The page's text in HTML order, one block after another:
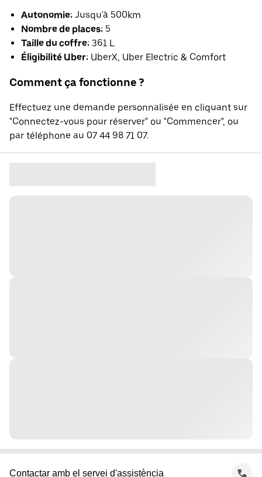
Autonomie: Jusqu'à 500km
Nombre de places: 5
Taille du coffre: 361 L
Éligibilité Uber: UberX, Uber Electric & Comfort
Comment ça fonctionne ?
Effectuez une demande personnalisée en cliquant sur
"Connectez-vous pour réserver" ou "Commencer", ou
par téléphone au 07 44 98 71 07.
Contactar amb el servei d'assistència